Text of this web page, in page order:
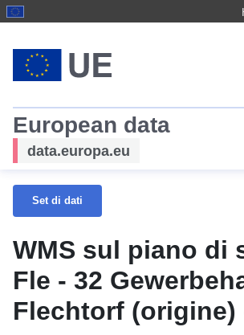
European data
data.europa.eu
Set di dati
WMS sul piano di
Fle - 32
Flechtorf (origine)